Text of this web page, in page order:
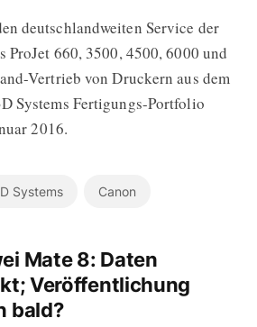
deutschlandweiten Service der
ProJet 660, 3500, 4500, 6000 und
Vertrieb von Druckern aus dem
Systems Fertigungs-Portfolio
2016.
Systems Canon
Mate 8: Daten
Veröffentlichung
bald?